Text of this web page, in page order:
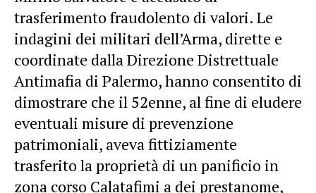
trasferimento fraudolento di valori. Le
indagini dei militari dell’Arma, dirette e
coordinate dalla Direzione Distrettuale
Antimafia di Palermo, hanno consentito di
dimostrare che il 52enne, al fine di eludere
eventuali misure di prevenzione
patrimoniali, aveva fittiziamente
trasferito la proprietà di un panificio in
zona corso Calatafimi a dei prestanome,